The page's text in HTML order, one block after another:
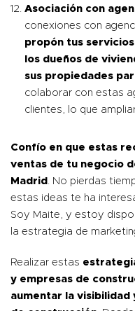
Asociación con
conexiones con
propón tus
los dueños de
sus propiedades
colaborar con estas
clientes, lo que
Confío en que estas
ventas de tu negocio
Madrid
. No pierdas
estas ideas te ha
Soy Maite, y estoy
la estrategia de
Realizar estas
y empresas de
aumentar la